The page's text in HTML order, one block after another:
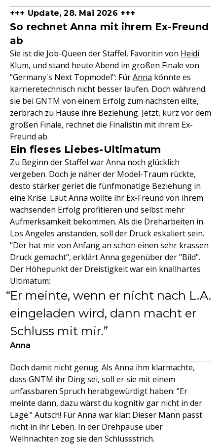
+++ Update, 28. Mai 2026 +++
So rechnet Anna mit ihrem Ex-Freund
ab
Sie ist die Job-Queen der Staffel, Favoritin von Heidi
Klum, und stand heute Abend im großen Finale von
"Germany's Next Topmodel": FürAnna könnte es
karrieretechnisch nicht besser laufen. Doch während
sie bei GNTM von einem Erfolg zum nächsten eilte,
zerbrach zu Hause ihre Beziehung. Jetzt, kurz vor dem
großen Finale, rechnet die Finalistin mit ihrem Ex-
Freund ab.
Ein fieses Liebes-Ultimatum
Zu Beginn der Staffel war Anna noch glücklich
vergeben. Doch je näher der Model-Traum rückte,
desto stärker geriet die fünfmonatige Beziehung in
eine Krise. Laut Anna wollte ihr Ex-Freund von ihrem
wachsenden Erfolg profitieren und selbst mehr
Aufmerksamkeit bekommen. Als die Dreharbeiten in
Los Angeles anstanden, soll der Druck eskaliert sein.
"Der hat mir von Anfang an schon einen sehr krassen
Druck gemacht", erklärt Anna gegenüber der "Bild".
Der Höhepunkt der Dreistigkeit war ein knallhartes
Ultimatum:
Er meinte, wenn er nicht nach L.A.
eingeladen wird, dann macht er
Schluss mit mir.
Anna
Doch damit nicht genug. Als Anna ihm klarmachte,
dass GNTM ihr Ding sei, soll er sie mit einem
unfassbaren Spruch herabgewürdigt haben: "Er
meinte dann, dazu wärst du kognitiv gar nicht in der
Lage." Autsch! Für Anna war klar: Dieser Mann passt
nicht in ihr Leben. In der Drehpause über
Weihnachten zog sie den Schlussstrich.